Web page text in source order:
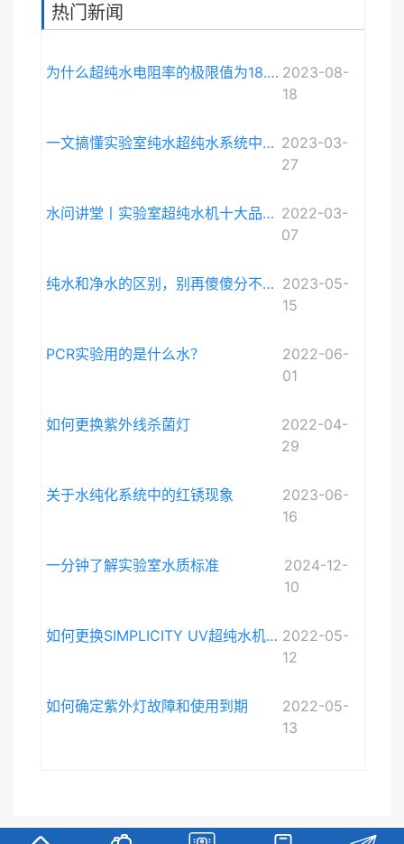
热门新闻
为什么超纯水电阻率的极限值为18.248MΩ·cm而不是无限大？ 2023-08-
18
一文搞懂实验室纯水超纯水系统中电导率与电阻率的关系 2023-03-
27
水问讲堂丨实验室超纯水机十大品牌排序和详细介绍 2022-03-
07
纯水和净水的区别，别再傻傻分不清啦。 2023-05-
15
PCR实验用的是什么水？
2022-06-
01
如何更换紫外线杀菌灯
2022-04-
29
关于水纯化系统中的红锈现象
2023-06-
16
一分钟了解实验室水质标准
2024-12-
10
如何更换SIMPLICITY UV超纯水机紫外灯 2022-05-
12
如何确定紫外灯故障和使用到期
2022-05-
13